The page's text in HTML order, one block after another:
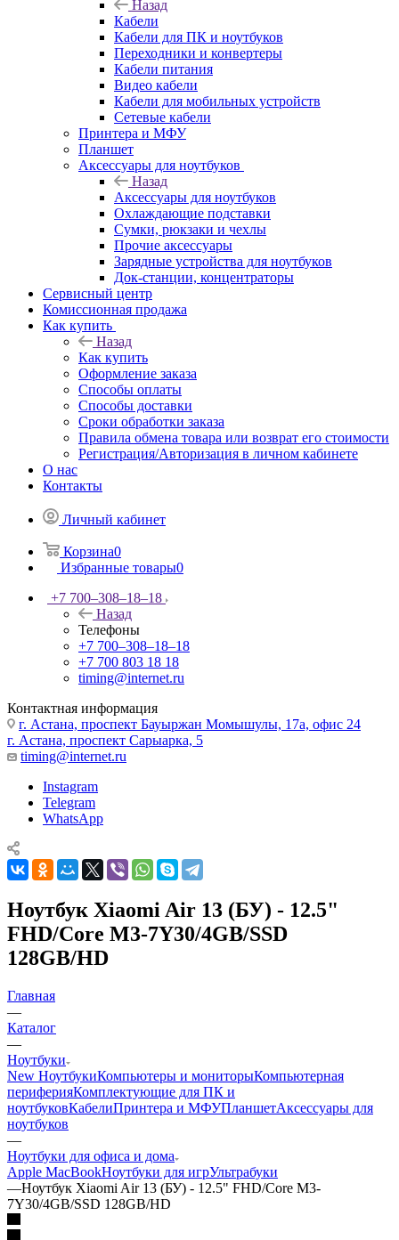
Назад
Кабели
Кабели для ПК и ноутбуков
Переходники и конвертеры
Кабели питания
Видео кабели
Кабели для мобильных устройств
Сетевые кабели
Принтера и МФУ
Планшет
Аксессуары для ноутбуков
Назад
Аксессуары для ноутбуков
Охлаждающие подставки
Сумки, рюкзаки и чехлы
Прочие аксессуары
Зарядные устройства для ноутбуков
Док-станции, концентраторы
Сервисный центр
Комиссионная продажа
Как купить
Назад
Как купить
Оформление заказа
Способы оплаты
Способы доставки
Сроки обработки заказа
Правила обмена товара или возврат его стоимости
Регистрация/Авторизация в личном кабинете
О нас
Контакты
Личный кабинет
Корзина0
Избранные товары0
+7 700‒308‒18‒18
Назад
Телефоны
+7 700‒308‒18‒18
+7 700 803 18 18
timing@internet.ru
Контактная информация
г. Астана, проспект Бауыржан Момышулы, 17а, офис 24
г. Астана, проспект Сарыарка, 5
timing@internet.ru
Instagram
Telegram
WhatsApp
Ноутбук Xiaomi Air 13 (БУ) - 12.5"
FHD/Core M3-7Y30/4GB/SSD
128GB/HD
Главная
—
Каталог
—
Ноутбуки
New НоутбукиКомпьютеры и мониторыКомпьютерная
периферияКомплектующие для ПК и
ноутбуковКабелиПринтера и МФУПланшетАксессуары для
ноутбуков
—
Ноутбуки для офиса и дома
Apple MacBookНоутбуки для игрУльтрабуки
—Ноутбук Xiaomi Air 13 (БУ) - 12.5" FHD/Core M3-
7Y30/4GB/SSD 128GB/HD